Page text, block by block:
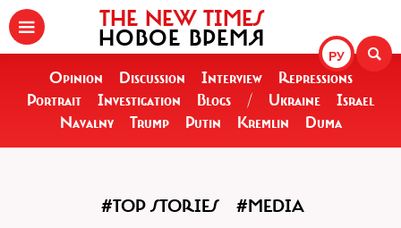
РУ
THE NEW TIMES
НОВОЕ ВРЕМЯ
Opinion Discussion Interview
Repressions
Portrait
Investigation Blogs / Ukraine
Israel
Navalny
Trump Putin Kremlin Duma
#TOP STORIES #MEDIA